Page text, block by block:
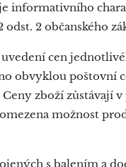
informativního
2 občanského
cen
obvyklou poštovní
zboží zůstávají
možnost
s balením a